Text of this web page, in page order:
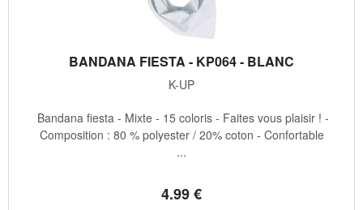
BANDANA FIESTA - KP064 - BLANC
K-UP
4.99€
Bandana fiesta - Mixte - 15 coloris - Faites vous plaisir ! -
Composition : 80 % polyester / 20% coton - Confortable
...